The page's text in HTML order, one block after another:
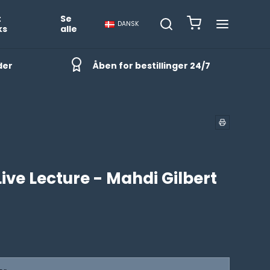
Se
alle
DANSK
Åben for bestillinger 24/7
Lecture - Mahdi Gilbert